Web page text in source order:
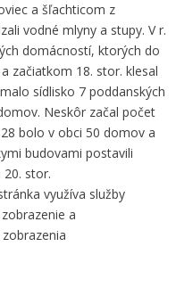
a šľachticom z
vodné mlyny a stupy. V r.
domácností, ktorých do
začiatkom 18. stor. klesal
sídlisko 7 poddanských
Neskôr začal počet
bolo v obci 50 domov a
budovami postavili
stor.
využíva služby
a